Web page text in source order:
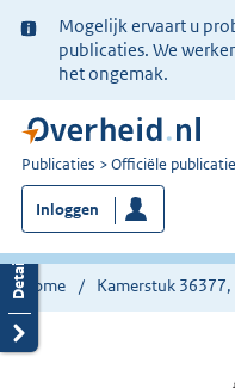
Ter
informatie:
Mogelijk ervaart u
publicaties. We
het ongemak.
U
bent
nu
hier:
Publicaties Officiële
Inloggen
Home Kamerstuk 36377,